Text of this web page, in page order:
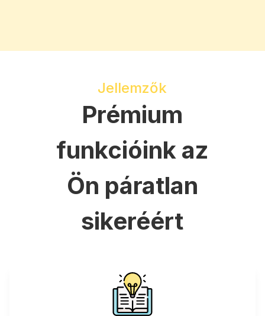
Jellemzők
Prémium
funkcióink az
Ön páratlan
sikeréért